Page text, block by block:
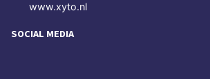
www.xyto.nl
SOCIAL MEDIA